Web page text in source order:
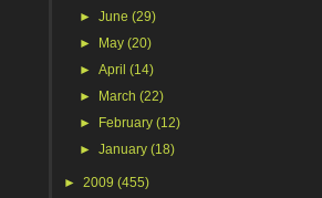
►June (29)
►
May (20)
►April (14)
►
March (22)
►
February (12)
►January (18)
► 2009 (455)